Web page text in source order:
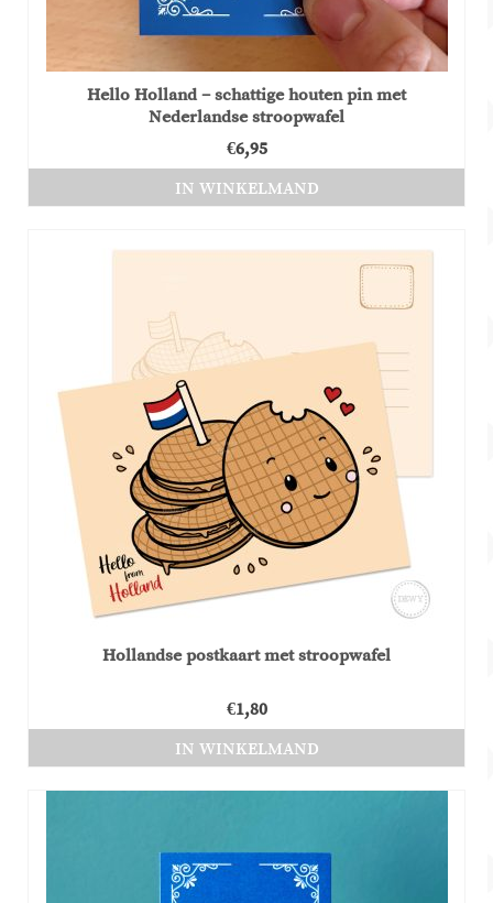
Hello Holland – schattige houten pin met
Nederlandse stroopwafel
€6,95
IN WINKELMAND
Hollandse postkaart met stroopwafel
€1,80
IN WINKELMAND